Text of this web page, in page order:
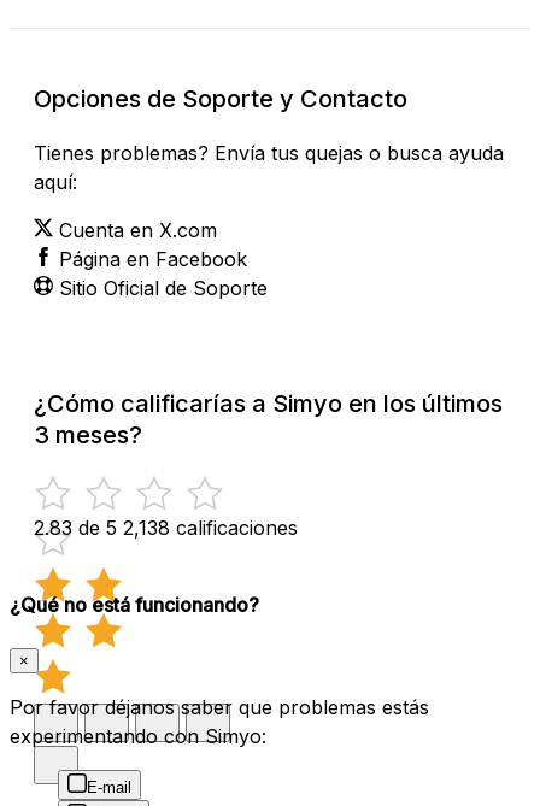
Opciones de Soporte y Contacto
Tienes problemas? Envía tus quejas o busca ayuda
aquí:
Cuenta en X.com
Página en Facebook
Sitio Oficial de Soporte
¿Cómo calificarías a Simyo en los últimos
3 meses?
2.83 de 5 2,138 calificaciones
¿Qué no está funcionando?
×
Por favor déjanos saber que problemas estás
experimentando con Simyo:
E-mail